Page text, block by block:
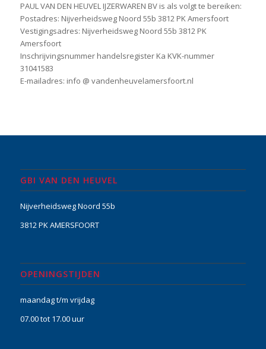
PAUL VAN DEN HEUVEL IJZERWAREN BV is als volgt te bereiken:
Postadres: Nijverheidsweg Noord 55b 3812 PK Amersfoort
Vestigingsadres: Nijverheidsweg Noord 55b 3812 PK
Amersfoort
Inschrijvingsnummer handelsregister Ka KVK-nummer
31041583
E-mailadres: info @ vandenheuvelamersfoort.nl
GBI VAN DEN HEUVEL
Nijverheidsweg Noord 55b
3812 PK AMERSFOORT
OPENINGSTIJDEN
maandag t/m vrijdag
07.00 tot 17.00 uur